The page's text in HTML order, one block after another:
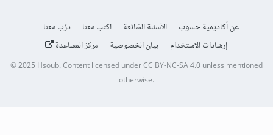
عن أكاديمية حسوب الأسئلة الشائعة اكتب معنا
درّب معنا
إرشادات الاستخدام
بيان الخصوصية مركز المساعدة
© 2025 Hsoub.Content licensed underCC BY-NC-SA 4.0unless mentioned
otherwise.